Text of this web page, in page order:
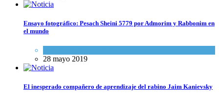
Ensayo fotográfico: Pesach Sheini 5779 por Admorim y Rabbonim en
el mundo
28 mayo 2019
El inesperado compañero de aprendizaje del rabino Jaim Kanievsky